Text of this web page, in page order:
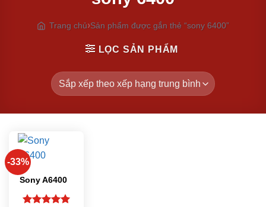
Trang chủ Sản phẩm được gắn thẻ “sony 6400”
LỌC SẢN PHẨM
-33%
Sony A6400